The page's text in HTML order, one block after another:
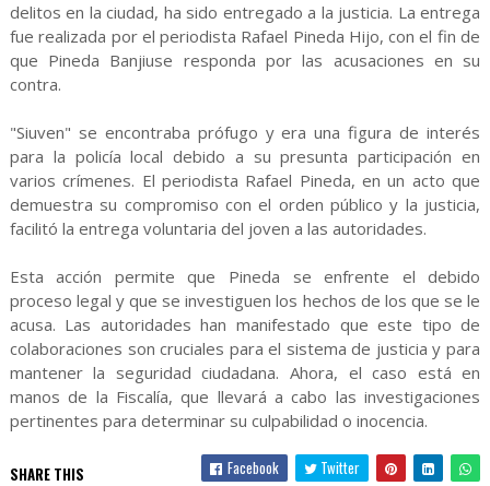
delitos en la ciudad, ha sido entregado a la justicia. La entrega
fue realizada por el periodista Rafael Pineda Hijo, con el fin de
que Pineda Banjiuse responda por las acusaciones en su
contra.
"Siuven" se encontraba prófugo y era una figura de interés
para la policía local debido a su presunta participación en
varios crímenes. El periodista Rafael Pineda, en un acto que
demuestra su compromiso con el orden público y la justicia,
facilitó la entrega voluntaria del joven a las autoridades.
Esta acción permite que Pineda se enfrente el debido
proceso legal y que se investiguen los hechos de los que se le
acusa. Las autoridades han manifestado que este tipo de
colaboraciones son cruciales para el sistema de justicia y para
mantener la seguridad ciudadana. Ahora, el caso está en
manos de la Fiscalía, que llevará a cabo las investigaciones
pertinentes para determinar su culpabilidad o inocencia.
SHARE THIS Facebook Twitter